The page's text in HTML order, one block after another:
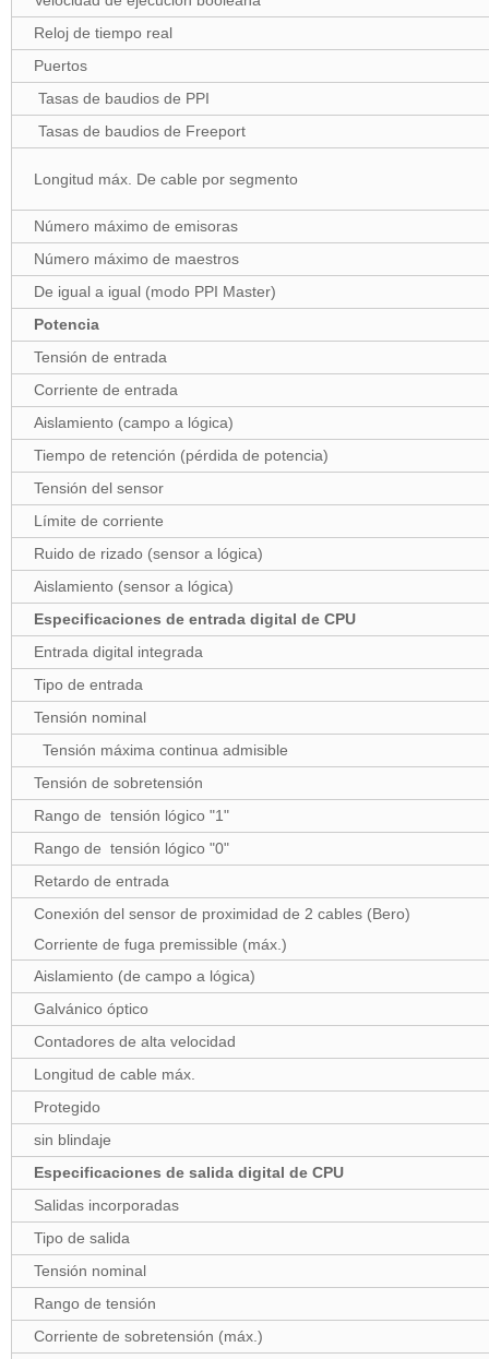
Reloj de tiempo real
Puertos
Tasas de baudios de PPI
Tasas de baudios de Freeport
Longitud máx. De cable por segmento
Número máximo de emisoras
Número máximo de maestros
De igual a igual (modo PPI Master)
Potencia
Tensión de entrada
Corriente de entrada
Aislamiento (campo a lógica)
Tiempo de retención (pérdida de potencia)
Tensión del sensor
Límite de corriente
Ruido de rizado (sensor a lógica)
Aislamiento (sensor a lógica)
Especificaciones de entrada digital de CPU
Entrada digital integrada
Tipo de entrada
Tensión nominal
Tensión máxima continua admisible
Tensión de sobretensión
Rango de tensión lógico "1"
Rango de tensión lógico "0"
Retardo de entrada
Conexión del sensor de proximidad de 2 cables (Bero)
Corriente de fuga premissible (máx.)
Aislamiento (de campo a lógica)
Galvánico óptico
Contadores de alta velocidad
Longitud de cable máx.
Protegido
sin blindaje
Especificaciones de salida digital de CPU
Salidas incorporadas
Tipo de salida
Tensión nominal
Rango de tensión
Corriente de sobretensión (máx.)